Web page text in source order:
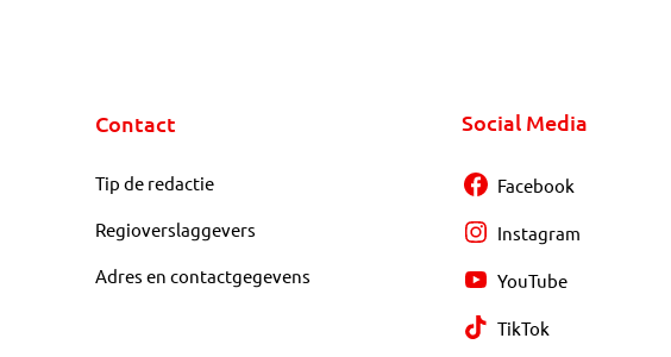
Contact
Tip de redactie
Regioverslaggevers
Adres en contactgegevens
Social Media
Facebook
Instagram
YouTube
TikTok